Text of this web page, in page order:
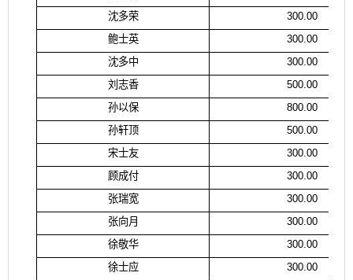
沈多荣
300.00
鲍士英
300.00
沈多中
300.00
刘志香
500.00
孙以保
800.00
孙轩顶
500.00
宋士友
300.00
顾成付
300.00
张瑞宽
300.00
张向月
300.00
徐敬华
300.00
徐士应
300.00